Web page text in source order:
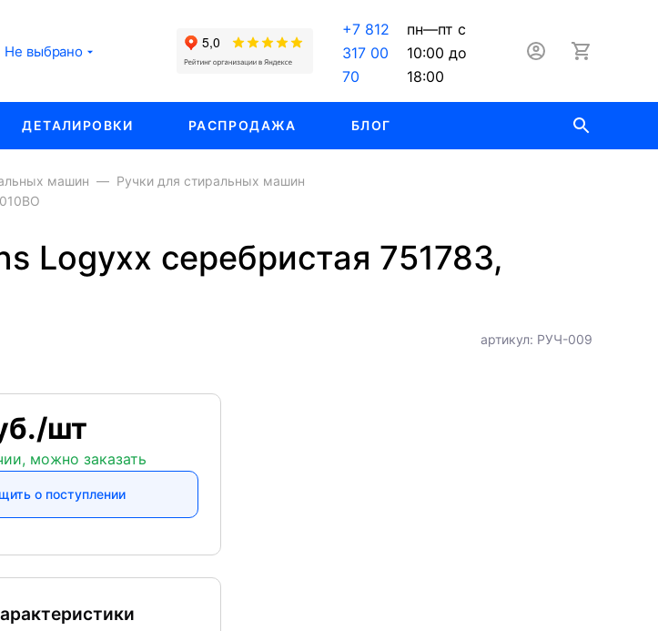
Не выбрано
+7 812
317 00
70
пн—пт с
10:00 до
18:00
ДЕТАЛИРОВКИ РАСПРОДАЖА БЛОГ
машин
Ручки для стиральных машин
Logyxx серебристая 751783,
артикул: РУЧ-009
шт
можно заказать
о поступлении